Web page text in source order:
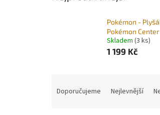
Pokémon -
Pokémon
Skladem (3 ks)
1 199 Kč
Doporučujeme Nejlevnější